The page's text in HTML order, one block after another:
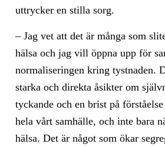
uttrycker en stilla sorg.
– Jag vet att det är många som
hälsa och jag vill öppna upp för
normaliseringen kring tystnaden.
starka och direkta åsikter om
tyckande och en brist på
hela vårt samhälle, och inte bara
hälsa. Det är något som ökar